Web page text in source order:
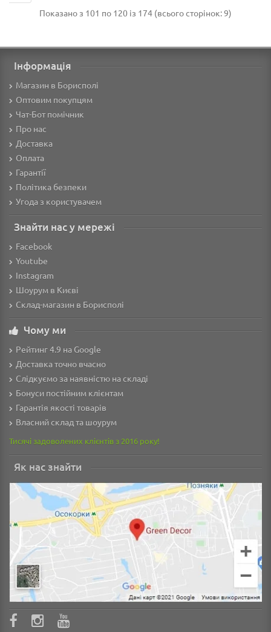
Показано з 101 по 120 із 174 (всього сторінок: 9)
Інформація
Магазин в Борисполі
Оптовим покупцям
Чат-Бот помічник
Про нас
Доставка
Оплата
Гарантії
Політика безпеки
Угода з користувачем
Знайти нас у мережі
Facebook
Youtube
Instagram
Шоурум в Києві
Склад-магазин в Борисполі
Чому ми
Рейтинг 4.9 на Google
Доставка точно вчасно
Слідкуємо за наявністю на складі
Бонуси постійним клієнтам
Гарантія якості товарів
Власний склад та шоурум
Тисячі задоволених клієнтів з 2016 року!
Як нас знайти